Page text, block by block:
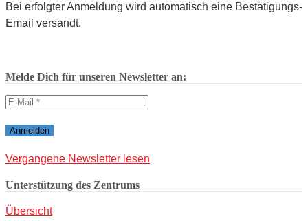
Bei erfolgter Anmeldung wird automatisch eine Bestätigungs-
Email versandt.
Melde Dich für unseren Newsletter an:
Vergangene Newsletter lesen
Unterstützung des Zentrums
Übersicht